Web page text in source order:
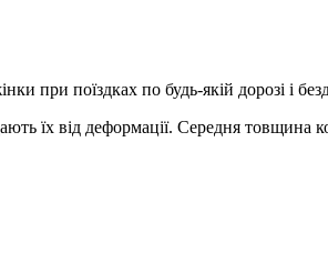
при поїздках по будь-якій дорозі і
їх від деформації. Середня товщина